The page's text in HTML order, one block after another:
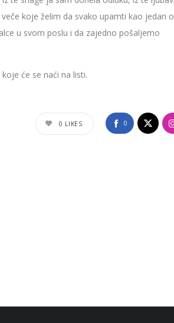
koje želim da svako upamti kao jedan
u svom poslu i da zajedno pošaljemo
će se naći na listi.
0
0 LIKES